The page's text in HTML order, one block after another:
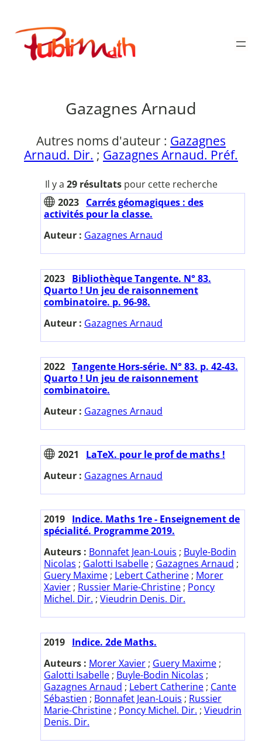
contenu
Publimath
Gazagnes Arnaud
Autres noms d'auteur : Gazagnes
Arnaud. Dir. ; Gazagnes Arnaud. Préf.
Il y a 29 résultatspour cette recherche
2023 Carrés géomagiques : des
activités pour la classe.
Auteur : Gazagnes Arnaud
2023 Bibliothèque Tangente. N° 83.
Quarto ! Un jeu de raisonnement
combinatoire. p. 96-98.
Auteur : Gazagnes Arnaud
2022 Tangente Hors-série. N° 83. p. 42-43.
Quarto ! Un jeu de raisonnement
combinatoire.
Auteur : Gazagnes Arnaud
2021
LaTeX. pour le prof de maths !
Auteur : Gazagnes Arnaud
2019 Indice. Maths 1re - Enseignement de
spécialité. Programme 2019.
Auteurs : Bonnafet Jean-Louis ; Buyle-Bodin
Nicolas ; Galotti Isabelle ; Gazagnes Arnaud ;
Guery Maxime ; Lebert Catherine ; Morer
Xavier ; Russier Marie-Christine ; Poncy
Michel. Dir. ; Vieudrin Denis. Dir.
2019 Indice. 2de Maths.
Auteurs : Morer Xavier ; Guery Maxime ;
Galotti Isabelle ; Buyle-Bodin Nicolas ;
Gazagnes Arnaud ; Lebert Catherine ; Cante
Sébastien ; Bonnafet Jean-Louis ; Russier
Marie-Christine ; Poncy Michel. Dir. ; Vieudrin
Denis. Dir.